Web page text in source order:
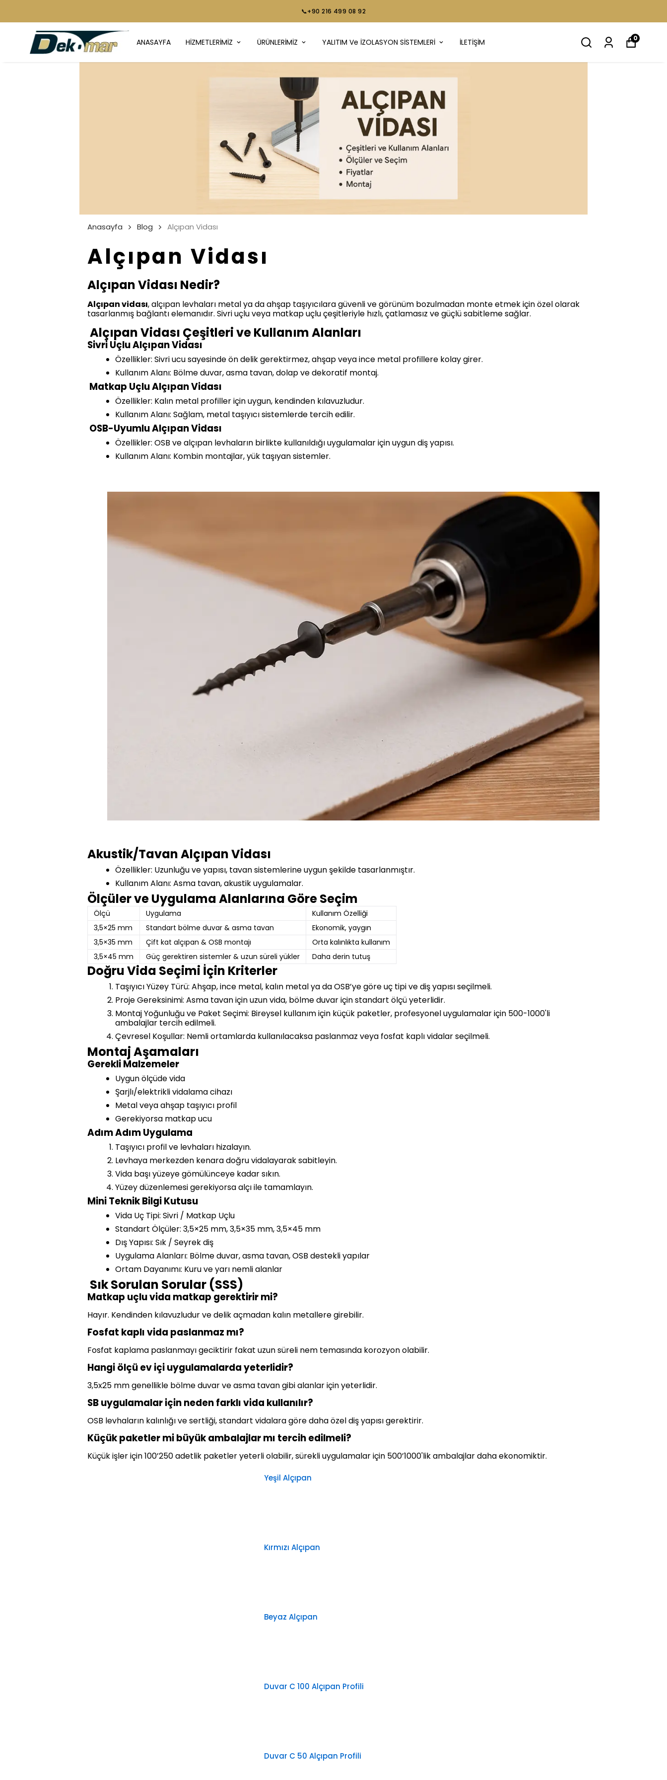
📞+90 216 499 08 92
ANASAYFA HİZMETLERİMİZ ÜRÜNLERİMİZ YALITIM Ve İZOLASYON SİSTEMLERİ İLETİŞİM 0
Anasayfa Blog Alçıpan Vidası
Alçıpan Vidası
Alçıpan Vidası Nedir?
Alçıpan vidası, alçıpan levhaları metal ya da ahşap taşıyıcılara güvenli ve görünüm bozulmadan monte etmek için özel olarak
tasarlanmış bağlantı elemanıdır. Sivri uçlu veya matkap uçlu çeşitleriyle hızlı, çatlamasız ve güçlü sabitleme sağlar.
Alçıpan Vidası Çeşitleri ve Kullanım Alanları
Sivri Uçlu Alçıpan Vidası
Özellikler: Sivri ucu sayesinde ön delik gerektirmez, ahşap veya ince metal profillere kolay girer.
Kullanım Alanı: Bölme duvar, asma tavan, dolap ve dekoratif montaj.
Matkap Uçlu Alçıpan Vidası
Özellikler: Kalın metal profiller için uygun, kendinden kılavuzludur.
Kullanım Alanı: Sağlam, metal taşıyıcı sistemlerde tercih edilir.
OSB-Uyumlu Alçıpan Vidası
Özellikler: OSB ve alçıpan levhaların birlikte kullanıldığı uygulamalar için uygun diş yapısı.
Kullanım Alanı: Kombin montajlar, yük taşıyan sistemler.
Akustik/Tavan Alçıpan Vidası
Özellikler: Uzunluğu ve yapısı, tavan sistemlerine uygun şekilde tasarlanmıştır.
Kullanım Alanı: Asma tavan, akustik uygulamalar.
Ölçüler ve Uygulama Alanlarına Göre Seçim
Ölçü Uygulama
Kullanım Özelliği
3,5×25 mm
Standart bölme duvar & asma tavan
Ekonomik, yaygın
3,5×35 mm
Çift kat alçıpan & OSB montajı
Orta kalınlıkta kullanım
3,5×45 mm
Güç gerektiren sistemler & uzun süreli yükler Daha derin tutuş
Doğru Vida Seçimi İçin Kriterler
Taşıyıcı Yüzey Türü: Ahşap, ince metal, kalın metal ya da OSB’ye göre uç tipi ve diş yapısı seçilmeli.
Proje Gereksinimi: Asma tavan için uzun vida, bölme duvar için standart ölçü yeterlidir.
Montaj Yoğunluğu ve Paket Seçimi: Bireysel kullanım için küçük paketler, profesyonel uygulamalar için 500-1000'li
ambalajlar tercih edilmeli.
Çevresel Koşullar: Nemli ortamlarda kullanılacaksa paslanmaz veya fosfat kaplı vidalar seçilmeli.
Montaj Aşamaları
Gerekli Malzemeler
Uygun ölçüde vida
Şarjlı/elektrikli vidalama cihazı
Metal veya ahşap taşıyıcı profil
Gerekiyorsa matkap ucu
Adım Adım Uygulama
Taşıyıcı profil ve levhaları hizalayın.
Levhaya merkezden kenara doğru vidalayarak sabitleyin.
Vida başı yüzeye gömülünceye kadar sıkın.
Yüzey düzenlemesi gerekiyorsa alçı ile tamamlayın.
Mini Teknik Bilgi Kutusu
Vida Uç Tipi: Sivri / Matkap Uçlu
Standart Ölçüler: 3,5×25 mm, 3,5×35 mm, 3,5×45 mm
Dış Yapısı: Sık / Seyrek diş
Uygulama Alanları: Bölme duvar, asma tavan, OSB destekli yapılar
Ortam Dayanımı: Kuru ve yarı nemli alanlar
Sık Sorulan Sorular (SSS)
Matkap uçlu vida matkap gerektirir mi?
Hayır. Kendinden kılavuzludur ve delik açmadan kalın metallere girebilir.
Fosfat kaplı vida paslanmaz mı?
Fosfat kaplama paslanmayı geciktirir fakat uzun süreli nem temasında korozyon olabilir.
Hangi ölçü ev içi uygulamalarda yeterlidir?
3,5x25 mm genellikle bölme duvar ve asma tavan gibi alanlar için yeterlidir.
SB uygulamalar için neden farklı vida kullanılır?
OSB levhaların kalınlığı ve sertliği, standart vidalara göre daha özel diş yapısı gerektirir.
Küçük paketler mi büyük ambalajlar mı tercih edilmeli?
Küçük işler için 100’250 adetlik paketler yeterli olabilir, sürekli uygulamalar için 500’1000'lik ambalajlar daha ekonomiktir.
Yeşil Alçıpan
Kırmızı Alçıpan
Beyaz Alçıpan
Duvar C 100 Alçıpan Profili
Duvar C 50 Alçıpan Profili